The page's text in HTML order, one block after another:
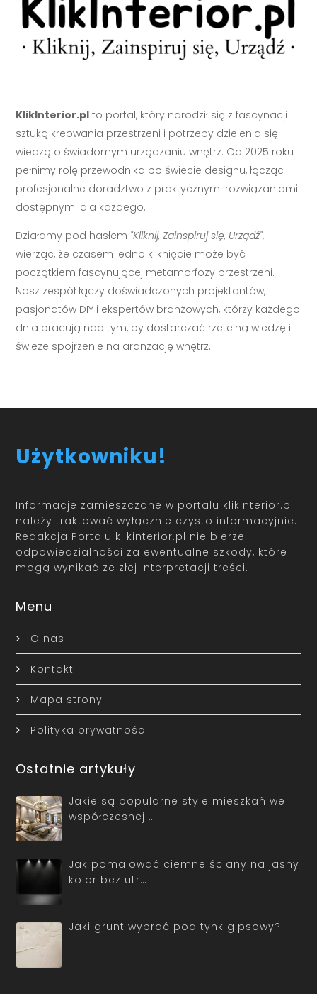
KlikInterior.pl to portal, który narodził się z fascynacji
sztuką kreowania przestrzeni i potrzeby dzielenia się
wiedzą o świadomym urządzaniu wnętrz. Od 2025 roku
pełnimy rolę przewodnika po świecie designu, łącząc
profesjonalne doradztwo z praktycznymi rozwiązaniami
dostępnymi dla każdego.
Działamy pod hasłem "Kliknij, Zainspiruj się, Urządź",
wierząc, że czasem jedno kliknięcie może być
początkiem fascynującej metamorfozy przestrzeni.
Nasz zespół łączy doświadczonych projektantów,
pasjonatów DIY i ekspertów branżowych, którzy każdego
dnia pracują nad tym, by dostarczać rzetelną wiedzę i
świeże spojrzenie na aranżację wnętrz.
Użytkowniku!
Informacje zamieszczone w portalu klikinterior.pl
należy traktować wyłącznie czysto informacyjnie.
Redakcja Portalu klikinterior.pl nie bierze
odpowiedzialności za ewentualne szkody, które
mogą wynikać ze złej interpretacji treści.
Menu
O nas
Kontakt
Mapa strony
Polityka prywatności
Ostatnie artykuły
Jakie są popularne style mieszkań we
współczesnej …
Jak pomalować ciemne ściany na jasny
kolor bez utr…
Jaki grunt wybrać pod tynk gipsowy?